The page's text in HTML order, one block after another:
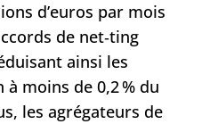
d’euros par mois
de net‑ting
ainsi les
moins de 0,2 % du
les agrégateurs de